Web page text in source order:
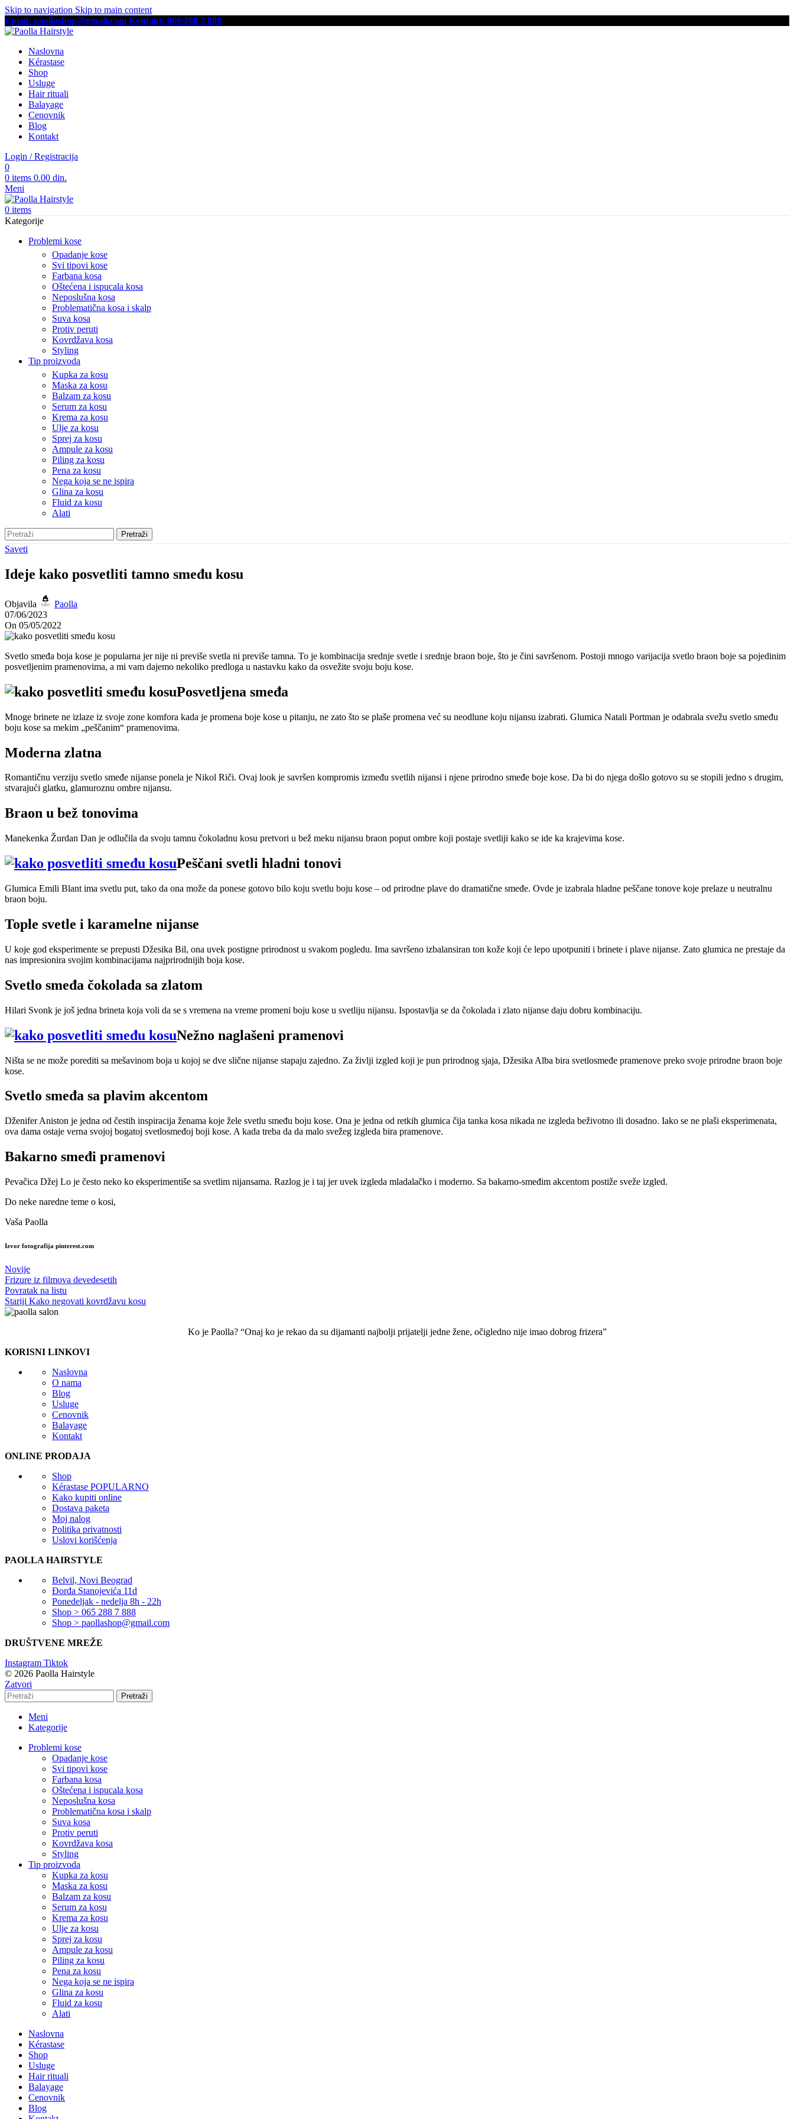
Skip to navigation Skip to main content
Email: paollashop@gmail.com Kontakt: 066 288 7 888
Naslovna
Kérastase
Shop
Usluge
Hair rituali
Balayage
Cenovnik
Blog
Kontakt
Login / Registracija
0
0 items 0.00 din.
Meni
0 items
Kategorije
Problemi kose
Opadanje kose
Svi tipovi kose
Farbana kosa
Oštećena i ispucala kosa
Neposlušna kosa
Problematična kosa i skalp
Suva kosa
Protiv peruti
Kovrdžava kosa
Styling
Tip proizvoda
Kupka za kosu
Maska za kosu
Balzam za kosu
Serum za kosu
Krema za kosu
Ulje za kosu
Sprej za kosu
Ampule za kosu
Piling za kosu
Pena za kosu
Nega koja se ne ispira
Glina za kosu
Fluid za kosu
Alati
Pretraži
Saveti
Ideje kako posvetliti tamno smeđu kosu
Objavila
Paolla
07/06/2023
On 05/05/2022
Svetlo smeđa boja kose je popularna jer nije ni previše svetla ni previše tamna. To je kombinacija srednje svetle i srednje braon boje, što je čini savršenom. Postoji mnogo varijacija svetlo braon boje sa pojedinim
posvetljenim pramenovima, a mi vam dajemo nekoliko predloga u nastavku kako da osvežite svoju boju kose.
Posvetljena smeđa
Mnoge brinete ne izlaze iz svoje zone komfora kada je promena boje kose u pitanju, ne zato što se plaše promena već su neodlune koju nijansu izabrati. Glumica Natali Portman je odabrala svežu svetlo smeđu
boju kose sa mekim „peščanim“ pramenovima.
Moderna zlatna
Romantičnu verziju svetlo smeđe nijanse ponela je Nikol Riči. Ovaj look je savršen kompromis između svetlih nijansi i njene prirodno smeđe boje kose. Da bi do njega došlo gotovo su se stopili jedno s drugim,
stvarajući glatku, glamuroznu ombre nijansu.
Braon u bež tonovima
Manekenka Žurdan Dan je odlučila da svoju tamnu čokoladnu kosu pretvori u bež meku nijansu braon poput ombre koji postaje svetliji kako se ide ka krajevima kose.
Peščani svetli hladni tonovi
Glumica Emili Blant ima svetlu put, tako da ona može da ponese gotovo bilo koju svetlu boju kose – od prirodne plave do dramatične smeđe. Ovde je izabrala hladne peščane tonove koje prelaze u neutralnu
braon boju.
Tople svetle i karamelne nijanse
U koje god eksperimente se prepusti Džesika Bil, ona uvek postigne prirodnost u svakom pogledu. Ima savršeno izbalansiran ton kože koji će lepo upotpuniti i brinete i plave nijanse. Zato glumica ne prestaje da
nas impresionira svojim kombinacijama najprirodnijih boja kose.
Svetlo smeđa čokolada sa zlatom
Hilari Svonk je još jedna brineta koja voli da se s vremena na vreme promeni boju kose u svetliju nijansu. Ispostavlja se da čokolada i zlato nijanse daju dobru kombinaciju.
Nežno naglašeni pramenovi
Ništa se ne može porediti sa mešavinom boja u kojoj se dve slične nijanse stapaju zajedno. Za življi izgled koji je pun prirodnog sjaja, Džesika Alba bira svetlosmeđe pramenove preko svoje prirodne braon boje
kose.
Svetlo smeđa sa plavim akcentom
Dženifer Aniston je jedna od čestih inspiracija ženama koje žele svetlu smeđu boju kose. Ona je jedna od retkih glumica čija tanka kosa nikada ne izgleda beživotno ili dosadno. Iako se ne plaši eksperimenata,
ova dama ostaje verna svojoj bogatoj svetlosmeđoj boji kose. A kada treba da da malo svežeg izgleda bira pramenove.
Bakarno smeđi pramenovi
Pevačica Džej Lo je često neko ko eksperimentiše sa svetlim nijansama. Razlog je i taj jer uvek izgleda mladalačko i moderno. Sa bakarno-smeđim akcentom postiže sveže izgled.
Do neke naredne teme o kosi,
Vaša Paolla
Izvor fotografija pinterest.com
Novije
Frizure iz filmova devedesetih
Povratak na listu
Stariji Kako negovati kovrdžavu kosu
Ko je Paolla? “Onaj ko je rekao da su dijamanti najbolji prijatelji jedne žene, očigledno nije imao dobrog frizera”
KORISNI LINKOVI
Naslovna
O nama
Blog
Usluge
Cenovnik
Balayage
Kontakt
ONLINE PRODAJA
Shop
Kérastase POPULARNO
Kako kupiti online
Dostava paketa
Moj nalog
Politika privatnosti
Uslovi korišćenja
PAOLLA HAIRSTYLE
Belvil, Novi Beograd
Đorđa Stanojevića 11d
Ponedeljak - nedelja 8h - 22h
Shop > 065 288 7 888
Shop > paollashop@gmail.com
DRUŠTVENE MREŽE
Instagram Tiktok
© 2026 Paolla Hairstyle
Zatvori
Pretraži
Meni
Kategorije
Problemi kose
Opadanje kose
Svi tipovi kose
Farbana kosa
Oštećena i ispucala kosa
Neposlušna kosa
Problematična kosa i skalp
Suva kosa
Protiv peruti
Kovrdžava kosa
Styling
Tip proizvoda
Kupka za kosu
Maska za kosu
Balzam za kosu
Serum za kosu
Krema za kosu
Ulje za kosu
Sprej za kosu
Ampule za kosu
Piling za kosu
Pena za kosu
Nega koja se ne ispira
Glina za kosu
Fluid za kosu
Alati
Naslovna
Kérastase
Shop
Usluge
Hair rituali
Balayage
Cenovnik
Blog